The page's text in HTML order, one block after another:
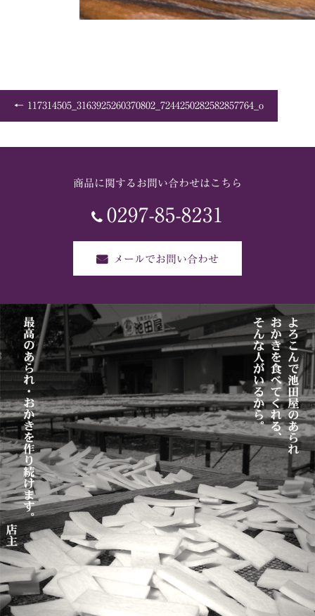
117314505_3163925260370802_7244250282582857764_o
商品に関するお問い合わせはこちら
0297-85-8231
メールでお問い合わせ